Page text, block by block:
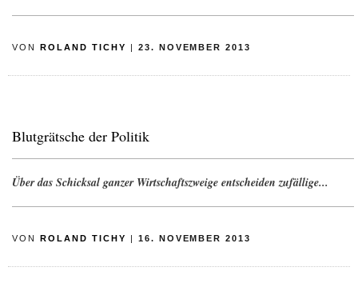
VON ROLAND TICHY | 23. NOVEMBER 2013
Blutgrätsche der Politik
Über das Schicksal ganzer Wirtschaftszweige entscheiden zufällige...
VON ROLAND TICHY | 16. NOVEMBER 2013